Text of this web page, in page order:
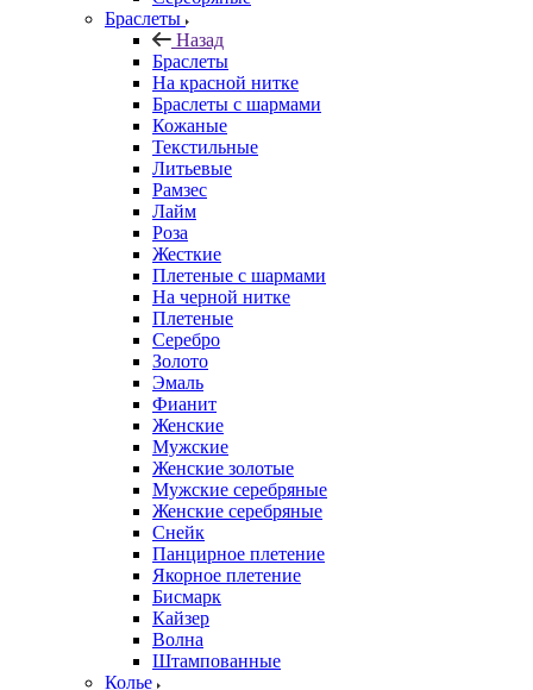
Браслеты
Назад
Браслеты
На красной нитке
Браслеты с шармами
Кожаные
Текстильные
Литьевые
Рамзес
Лайм
Роза
Жесткие
Плетеные с шармами
На черной нитке
Плетеные
Серебро
Золото
Эмаль
Фианит
Женские
Мужские
Женские золотые
Мужские серебряные
Женские серебряные
Снейк
Панцирное плетение
Якорное плетение
Бисмарк
Кайзер
Волна
Штампованные
Колье